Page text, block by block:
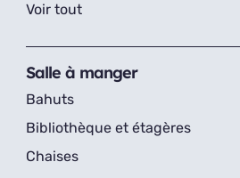
Voir tout
Salle à manger
Bahuts
Bibliothèque et étagères
Chaises